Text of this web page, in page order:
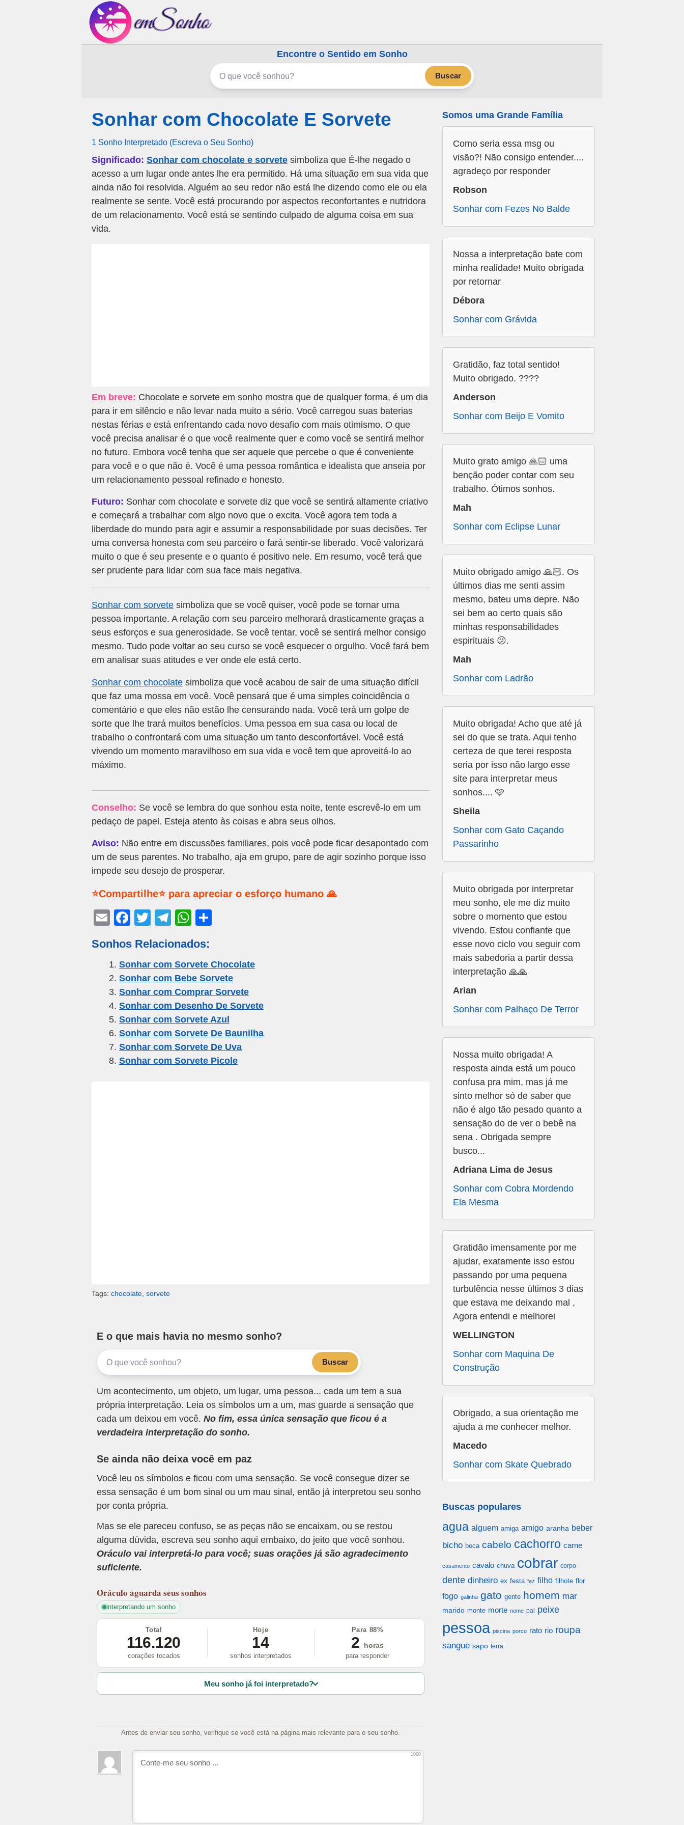
Encontre o Sentido em Sonho
Buscar
Sonhar com Chocolate E Sorvete
1 Sonho Interpretado (Escreva o Seu Sonho)
Significado: Sonhar com chocolate e sorvete simboliza que É-lhe negado o
acesso a um lugar onde antes lhe era permitido. Há uma situação em sua vida que
ainda não foi resolvida. Alguém ao seu redor não está lhe dizendo como ele ou ela
realmente se sente. Você está procurando por aspectos reconfortantes e nutridora
de um relacionamento. Você está se sentindo culpado de alguma coisa em sua
vida.
Em breve: Chocolate e sorvete em sonho mostra que de qualquer forma, é um dia
para ir em silêncio e não levar nada muito a sério. Você carregou suas baterias
nestas férias e está enfrentando cada novo desafio com mais otimismo. O que
você precisa analisar é o que você realmente quer e como você se sentirá melhor
no futuro. Embora você tenha que ser aquele que percebe o que é conveniente
para você e o que não é. Você é uma pessoa romântica e idealista que anseia por
um relacionamento pessoal refinado e honesto.
Futuro: Sonhar com chocolate e sorvete diz que você se sentirá altamente criativo
e começará a trabalhar com algo novo que o excita. Você agora tem toda a
liberdade do mundo para agir e assumir a responsabilidade por suas decisões. Ter
uma conversa honesta com seu parceiro o fará sentir-se liberado. Você valorizará
muito o que é seu presente e o quanto é positivo nele. Em resumo, você terá que
ser prudente para lidar com sua face mais negativa.
Sonhar com sorvete simboliza que se você quiser, você pode se tornar uma
pessoa importante. A relação com seu parceiro melhorará drasticamente graças a
seus esforços e sua generosidade. Se você tentar, você se sentirá melhor consigo
mesmo. Tudo pode voltar ao seu curso se você esquecer o orgulho. Você fará bem
em analisar suas atitudes e ver onde ele está certo.
Sonhar com chocolate simboliza que você acabou de sair de uma situação difícil
que faz uma mossa em você. Você pensará que é uma simples coincidência o
comentário e que eles não estão lhe censurando nada. Você terá um golpe de
sorte que lhe trará muitos benefícios. Uma pessoa em sua casa ou local de
trabalho o confrontará com uma situação um tanto desconfortável. Você está
vivendo um momento maravilhoso em sua vida e você tem que aproveitá-lo ao
máximo.
Conselho: Se você se lembra do que sonhou esta noite, tente escrevê-lo em um
pedaço de papel. Esteja atento às coisas e abra seus olhos.
Aviso: Não entre em discussões familiares, pois você pode ficar desapontado com
um de seus parentes. No trabalho, aja em grupo, pare de agir sozinho porque isso
impede seu desejo de prosperar.
⭐Compartilhe⭐ para apreciar o esforço humano 🙏
E
ail
F
c
e
b
o
o
k
T
tt
er
T
e
gr
a
m
W
at
s
A
p
p
e
Sonhos Relacionados:
Sonhar com Sorvete Chocolate
Sonhar com Bebe Sorvete
Sonhar com Comprar Sorvete
Sonhar com Desenho De Sorvete
Sonhar com Sorvete Azul
Sonhar com Sorvete De Baunilha
Sonhar com Sorvete De Uva
Sonhar com Sorvete Picole
Tags: chocolate sorvete
E o que mais havia no mesmo sonho?
Buscar
Um acontecimento, um objeto, um lugar, uma pessoa... cada um tem a sua
própria interpretação. Leia os símbolos um a um, mas guarde a sensação que
cada um deixou em você. No fim, essa única sensação que ficou é a
verdadeira interpretação do sonho.
Se ainda não deixa você em paz
Você leu os símbolos e ficou com uma sensação. Se você consegue dizer se
essa sensação é um bom sinal ou um mau sinal, então já interpretou seu sonho
por conta própria.
Mas se ele pareceu confuso, se as peças não se encaixam, ou se restou
alguma dúvida, escreva seu sonho aqui embaixo, do jeito que você sonhou.
Oráculo vai interpretá-lo para você; suas orações já são agradecimento
suficiente.
Oráculo aguarda seus sonhos
interpretando um sonho
Total
116.120
corações tocados
Hoje
14
sonhos interpretados
Para 88%
2
horas
para responder
Meu sonho já foi interpretado?
Antes de enviar seu sonho, verifique se você está na página mais relevante para o seu sonho.
1000
Somos uma Grande Família
Como seria essa msg ou
visão?! Não consigo entender....
agradeço por responder
Robson
Sonhar com Fezes No Balde
Nossa a interpretação bate com
minha realidade! Muito obrigada
por retornar
Débora
Sonhar com Grávida
Gratidão, faz total sentido!
Muito obrigado. ????
Anderson
Sonhar com Beijo E Vomito
Muito grato amigo 🙏🏻 uma
benção poder contar com seu
trabalho. Ótimos sonhos.
Mah
Sonhar com Eclipse Lunar
Muito obrigado amigo 🙏🏻. Os
últimos dias me senti assim
mesmo, bateu uma depre. Não
sei bem ao certo quais são
minhas responsabilidades
espirituais 😕.
Mah
Sonhar com Ladrão
Muito obrigada! Acho que até já
sei do que se trata. Aqui tenho
certeza de que terei resposta
seria por isso não largo esse
site para interpretar meus
sonhos.... 🩷
Sheila
Sonhar com Gato Caçando
Passarinho
Muito obrigada por interpretar
meu sonho, ele me diz muito
sobre o momento que estou
vivendo. Estou confiante que
esse novo ciclo vou seguir com
mais sabedoria a partir dessa
interpretação 🙏🙏
Arian
Sonhar com Palhaço De Terror
Nossa muito obrigada! A
resposta ainda está um pouco
confusa pra mim, mas já me
sinto melhor só de saber que
não é algo tão pesado quanto a
sensação do de ver o bebê na
sena . Obrigada sempre
busco...
Adriana Lima de Jesus
Sonhar com Cobra Mordendo
Ela Mesma
Gratidão imensamente por me
ajudar, exatamente isso estou
passando por uma pequena
turbulência nesse últimos 3 dias
que estava me deixando mal ,
Agora entendi e melhorei
WELLINGTON
Sonhar com Maquina De
Construção
Obrigado, a sua orientação me
ajuda a me conhecer melhor.
Macedo
Sonhar com Skate Quebrado
Buscas populares
agua alguem amiga amigo aranha beber
bicho boca cabelo cachorro carne
casamento cavalo chuva cobrar corpo
dente dinheiro ex festa fez filho filhote flor
fogo galinha gato gente homem mar
marido monte morte nome pai peixe
pessoa piscina porco rato rio roupa
sangue sapo terra